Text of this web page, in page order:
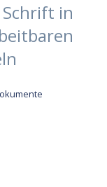
in